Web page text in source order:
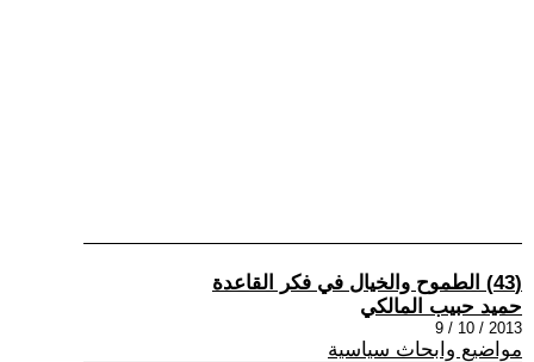
(43) الطموح والخيال في فكر القاعدة
حميد حبيب المالكي
2013 / 10 / 9
مواضيع وابحاث سياسية